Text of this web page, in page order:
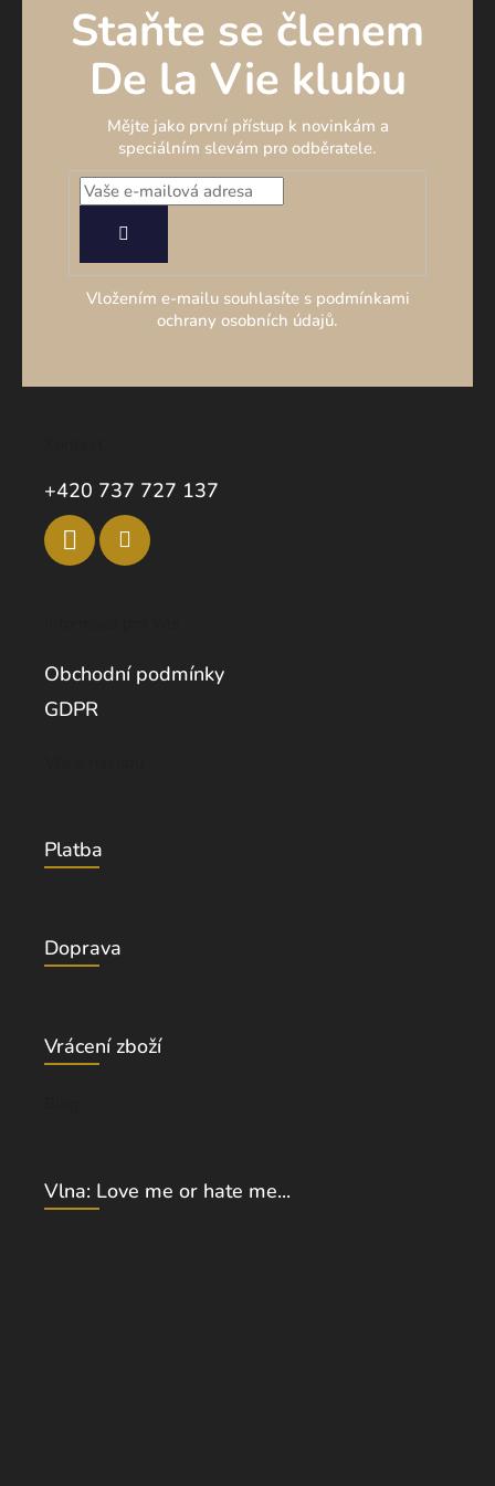
Staňte se členem
De la Vie klubu
Mějte jako první přístup k novinkám a
speciálním slevám pro odběratele.
SE
Vložením e-mailu souhlasíte s podmínkami
ochrany osobních údajů.
+420 737 727 137
Obchodní podmínky
GDPR
Platba
Doprava
Vrácení zboží
Vlna: Love me or hate me...